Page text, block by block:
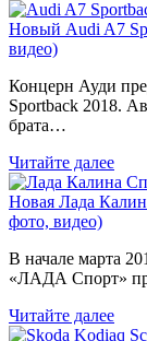
Новый Audi A7
видео)
Концерн Ауди
Sportback 2018.
брата…
Читайте далее
Новая Лада
фото, видео)
В начале марта
«ЛАДА Спорт»
Читайте далее